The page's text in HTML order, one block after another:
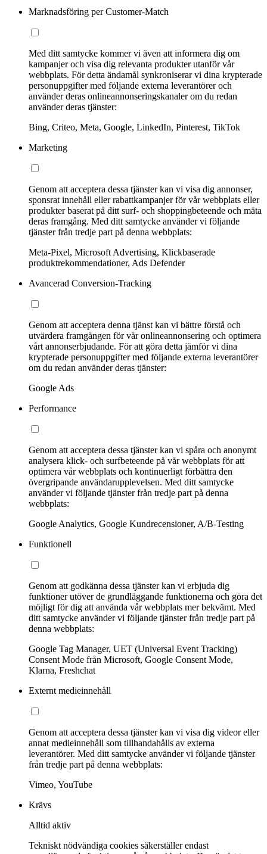
Marknadsföring per Customer-Match
Med ditt samtycke kommer vi även att informera dig om
kampanjer och visa dig relevanta produkter utanför vår
webbplats. För detta ändamål synkroniserar vi dina krypterade
personuppgifter med följande externa leverantörer och
använder deras onlineannonseringskanaler om du redan
använder deras tjänster:
Bing, Criteo, Meta, Google, LinkedIn, Pinterest, TikTok
Marketing
Genom att acceptera dessa tjänster kan vi visa dig annonser,
sponsrat innehåll eller rabattkampanjer för vår webbplats eller
produkter baserat på ditt surf- och shoppingbeteende och mäta
deras framgång. Med ditt samtycke använder vi följande
tjänster från tredje part på denna webbplats:
Meta-Pixel, Microsoft Advertising, Klickbaserade
produktrekommendationer, Ads Defender
Avancerad Conversion-Tracking
Genom att acceptera denna tjänst kan vi bättre förstå och
utvärdera framgången för vår onlineannonsering och optimera
vårt annonserbjudande. För att göra detta jämför vi dina
krypterade personuppgifter med följande externa leverantörer
om du redan använder deras tjänster:
Google Ads
Performance
Genom att acceptera dessa tjänster kan vi spåra och anonymt
analysera klick- och surfbeteende på vår webbplats för att
optimera vår webbplats och kontinuerligt förbättra den
övergripande användarupplevelsen. Med ditt samtycke
använder vi följande tjänster från tredje part på denna
webbplats:
Google Analytics, Google Kundrecensioner, A/B-Testing
Funktionell
Genom att godkänna dessa tjänster kan vi erbjuda dig
funktioner utöver de grundläggande funktionerna och göra det
möjligt för dig att använda vår webbplats mer bekvämt. Med
ditt samtycke använder vi följande tjänster från tredje part på
denna webbplats:
Google Tag Manager, UET (Universal Event Tracking)
Consent Mode från Microsoft, Google Consent Mode,
Klarna, Freshchat
Externt medieinnehåll
Genom att acceptera dessa tjänster kan vi visa dig videor eller
annat medieinnehåll som tillhandahålls av externa
leverantörer. Med ditt samtycke använder vi följande tjänster
från tredje part på denna webbplats:
Vimeo, YouTube
Krävs
Alltid aktiv
Tekniskt nödvändiga cookies säkerställer endast